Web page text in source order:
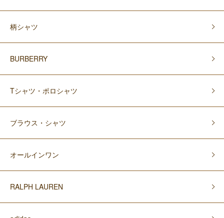
柄シャツ
BURBERRY
Tシャツ・ポロシャツ
ブラウス・シャツ
オールインワン
RALPH LAUREN